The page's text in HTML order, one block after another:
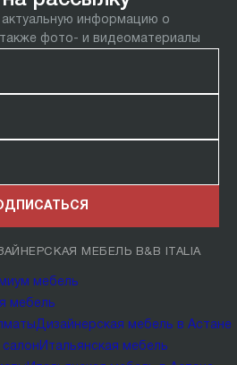
информацию о
фото- и видеоматериалы
МЕБЕЛЬ B&B ITALIA
мебель
мебель
Дизайнерская мебель в Астане
Итальянская мебель